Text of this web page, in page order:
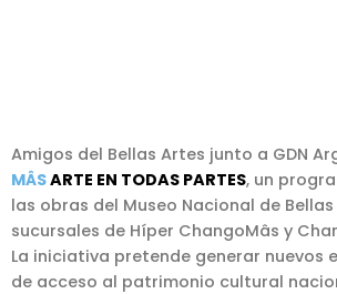
Amigos del Bellas Artes junto a GDN
MÂSARTE EN TODAS PARTES, un
las obras del Museo Nacional de
sucursales de Híper ChangoMâs y
La iniciativa pretende generar nuevos
de acceso al patrimonio cultural